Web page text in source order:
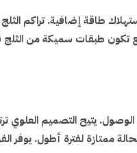
طاقة إضافية. تراكم
تكون طبقات سميكة من
يتيح التصميم العلوي
ممتازة لفترة أطول. يوفر